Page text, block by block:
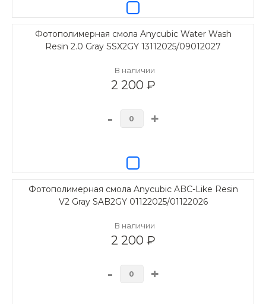
Фотополимерная смола Anycubic Water Wash
Resin 2.0 Gray SSX2GY 13112025/09012027
В наличии
2 200 ₽
- +
Фотополимерная смола Anycubic ABC-Like Resin
V2 Gray SAB2GY 01122025/01122026
В наличии
2 200 ₽
- +